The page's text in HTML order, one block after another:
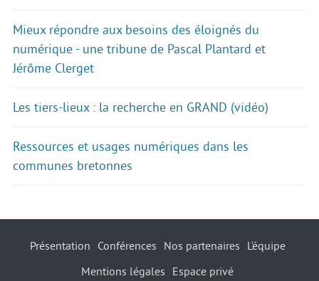
Mieux répondre aux besoins des éloignés du
numérique - une tribune de Pascal Plantard et
Jérôme Clerget
Les tiers-lieux : la recherche en GRAND (vidéo)
Ressources et usages numériques dans les
communes bretonnes
Présentation Conférences Nos partenaires
L’équipe
Mentions légales
Espace privé